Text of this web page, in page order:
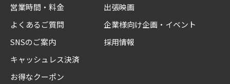
営業時間・料金
よくあるご質問
SNSのご案内
キャッシュレス決済
お得なクーポン
出張映画
企業様向け企画・イベント
採用情報